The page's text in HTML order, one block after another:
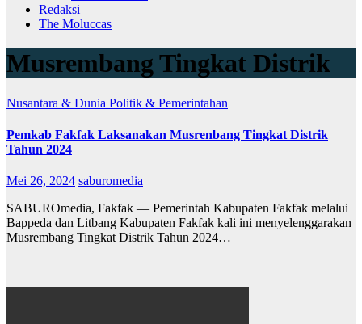
Redaksi
The Moluccas
Musrembang Tingkat Distrik
Nusantara & Dunia Politik & Pemerintahan
Pemkab Fakfak Laksanakan Musrenbang Tingkat Distrik
Tahun 2024
Mei 26, 2024 saburomedia
SABUROmedia, Fakfak — Pemerintah Kabupaten Fakfak melalui
Bappeda dan Litbang Kabupaten Fakfak kali ini menyelenggarakan
Musrembang Tingkat Distrik Tahun 2024…